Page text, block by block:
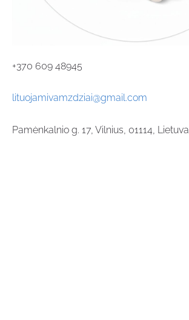
+370 609 48945
lituojamivamzdziai@gmail.com
Pamėnkalnio g. 17, Vilnius, 01114, Lietuva